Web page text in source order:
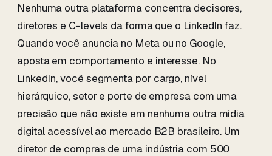
Nenhuma outra plataforma concentra decisores,
diretores e C-levels da forma que o LinkedIn faz.
Quando você anuncia no Meta ou no Google,
aposta em comportamento e interesse. No
LinkedIn, você segmenta por cargo, nível
hierárquico, setor e porte de empresa com uma
precisão que não existe em nenhuma outra mídia
digital acessível ao mercado B2B brasileiro. Um
diretor de compras de uma indústria com 500